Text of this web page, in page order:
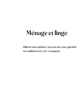
Ménage et linge
Mille et une nuitées s'assure de vous
accueillant pour vos voyageurs.